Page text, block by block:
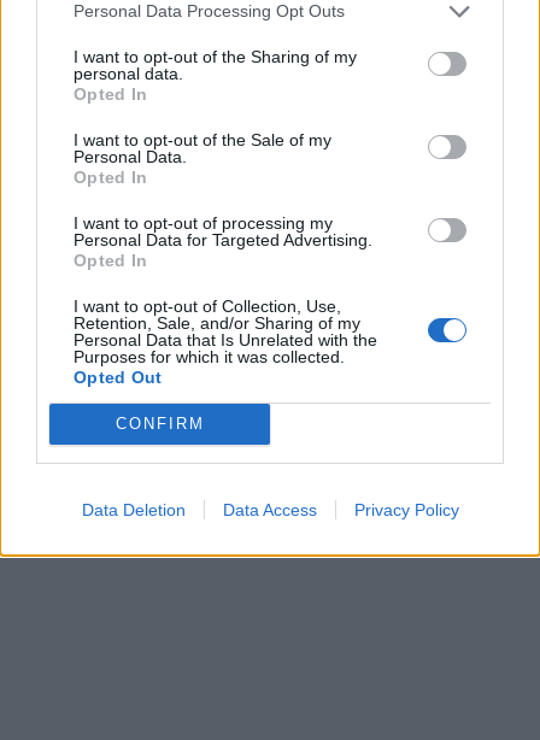
Personal Data Processing Opt Outs
I want to opt-out of the Sharing of my
personal data.
Opted In
I want to opt-out of the Sale of my
Personal Data.
Opted In
I want to opt-out of processing my
Personal Data for Targeted Advertising.
Opted In
I want to opt-out of Collection, Use,
Retention, Sale, and/or Sharing of my
Personal Data that Is Unrelated with the
Purposes for which it was collected.
Opted Out
CONFIRM
Data Deletion Data Access Privacy Policy